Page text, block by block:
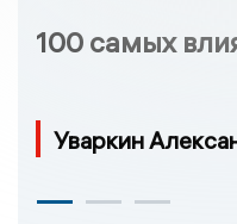
100 самых
Уваркин